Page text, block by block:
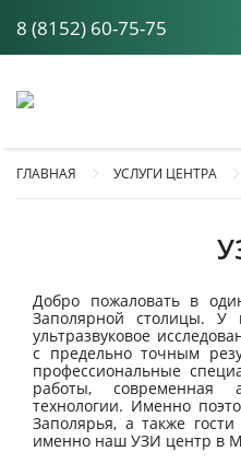
8 (8152) 60-75-75
ГЛАВНАЯ УСЛУГИ ЦЕНТРА
Добро пожаловать в
Заполярной столицы. У
ультразвуковое
с предельно точным
профессиональные
работы, современная
технологии. Именно
Заполярья, а также гости
именно наш УЗИ центр в